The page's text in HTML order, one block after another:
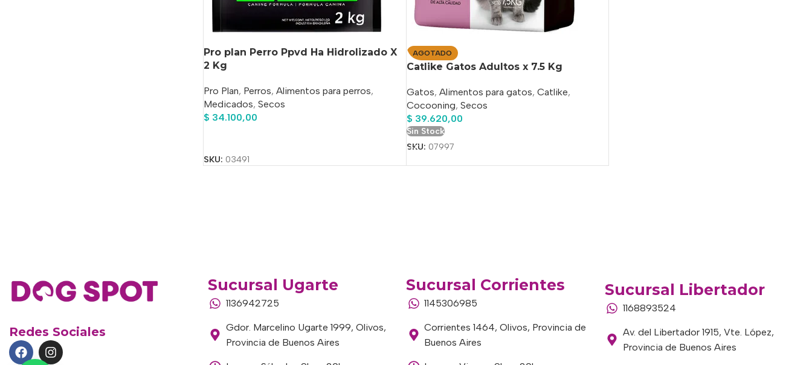
Pro plan Perro Ppvd Ha Hidrolizado X
2 Kg
Pro Plan, Perros, Alimentos para perros,
Medicados, Secos
$ 34.100,00
SKU: 03491
AGOTADO
Catlike Gatos Adultos x 7.5 Kg
Gatos, Alimentos para gatos, Catlike,
Cocooning, Secos
$ 39.620,00
Sin Stock
SKU: 07997
Redes Sociales
Sucursal Ugarte
1136942725
Gdor. Marcelino Ugarte 1999, Olivos,
Provincia de Buenos Aires
Sucursal Corrientes
1145306985
Corrientes 1464, Olivos, Provincia de
Buenos Aires
Sucursal Libertador
1168893524
Av. del Libertador 1915, Vte. López,
Provincia de Buenos Aires